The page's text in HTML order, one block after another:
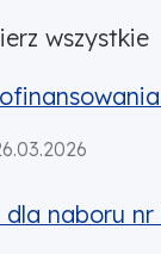
wszystkie
w ramach
nr FEPM.05.18-
naboru